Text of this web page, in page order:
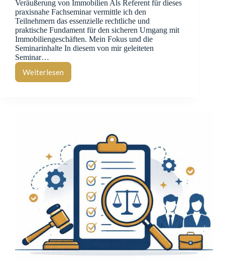
Veräußerung von Immobilien Als Referent für dieses
praxisnahe Fachseminar vermittle ich den
Teilnehmern das essenzielle rechtliche und
praktische Fundament für den sicheren Umgang mit
Immobiliengeschäften. Mein Fokus und die
Seminarinhalte In diesem von mir geleiteten
Seminar…
Weiterlesen
Seminar:
Erwerb
Schopfheim